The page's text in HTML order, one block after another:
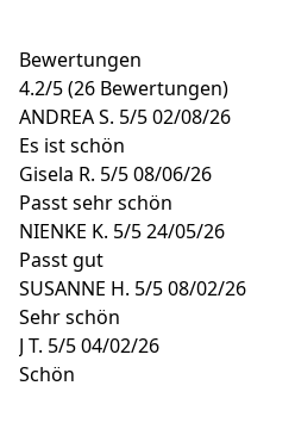
Bewertungen
4.2/5(26 Bewertungen)
ANDREA S. 5/502/08/26
Es ist schön
Gisela R. 5/508/06/26
Passt sehr schön
NIENKE K. 5/524/05/26
Passt gut
SUSANNE H. 5/508/02/26
Sehr schön
J T. 5/504/02/26
Schön